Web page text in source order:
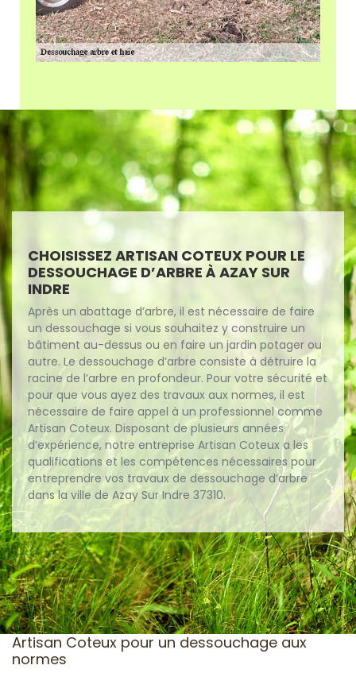
CHOISISSEZ ARTISAN COTEUX POUR LE
DESSOUCHAGE D’ARBRE À AZAY SUR
INDRE
Après un abattage d’arbre, il est nécessaire de faire
un dessouchage si vous souhaitez y construire un
bâtiment au-dessus ou en faire un jardin potager ou
autre. Le dessouchage d’arbre consiste à détruire la
racine de l’arbre en profondeur. Pour votre sécurité et
pour que vous ayez des travaux aux normes, il est
nécessaire de faire appel à un professionnel comme
Artisan Coteux. Disposant de plusieurs années
d’expérience, notre entreprise Artisan Coteux a les
qualifications et les compétences nécessaires pour
entreprendre vos travaux de dessouchage d’arbre
dans la ville de Azay Sur Indre 37310.
Artisan Coteux pour un dessouchage aux
normes